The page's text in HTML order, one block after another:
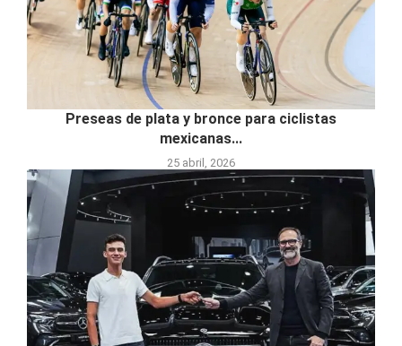
Preseas de plata y bronce para ciclistas
mexicanas...
25 abril, 2026